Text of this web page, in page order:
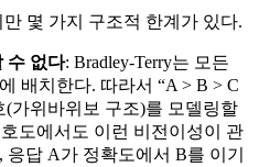
몇 가지 구조적 한계가 있다.
수 없다: Bradley-Terry는 모든
배치한다. 따라서 “A > B > C
(가위바위보 구조)를 모델링할
도에서도 이런 비전이성이 관
답 A가 정확도에서 B를 이기